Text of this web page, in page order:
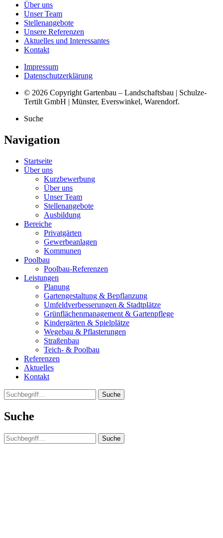
Über uns
Unser Team
Stellenangebote
Unsere Referenzen
Aktuelles und Interessantes
Kontakt
Impressum
Datenschutzerklärung
© 2026 Copyright Gartenbau – Landschaftsbau | Schulze-
Tertilt GmbH | Münster, Everswinkel, Warendorf.
Suche
Navigation
Startseite
Über uns
Kurzbewerbung
Über uns
Unser Team
Stellenangebote
Ausbildung
Bereiche
Privatgärten
Gewerbeanlagen
Kommunen
Poolbau
Poolbau-Referenzen
Leistungen
Planung
Gartengestaltung & Bepflanzung
Umfeldverbesserungen & Stadtplätze
Grünflächenmanagement & Gartenpflege
Kindergärten & Spielplätze
Wegebau & Pflasterungen
Straßenbau
Teich- & Poolbau
Referenzen
Aktuelles
Kontakt
Suche
Suche
Suche